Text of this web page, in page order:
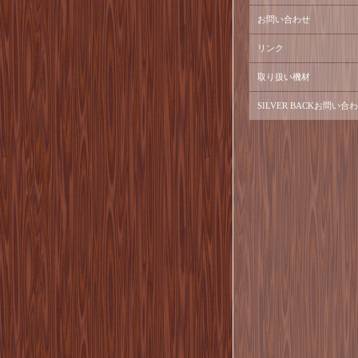
お問い合わせ
リンク
取り扱い機材
SILVER BACKお問い合